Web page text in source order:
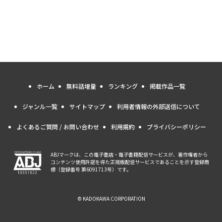
ホーム 無料話増量 ランキング 掲載作品一覧
ジャンル一覧 サイトマップ 利用者情報の外部送信について
よくあるご質問 / お問い合わせ 利用規約 プライバシーポリシー
ABJマークは、この電子書店・電子書籍配信サービスが、著作権者から
コンテンツ使用許諾を得た正規版配信サービスであることを示す登録商
標（登録番号 第6091713号）です。
© KADOKAWA CORPORATION